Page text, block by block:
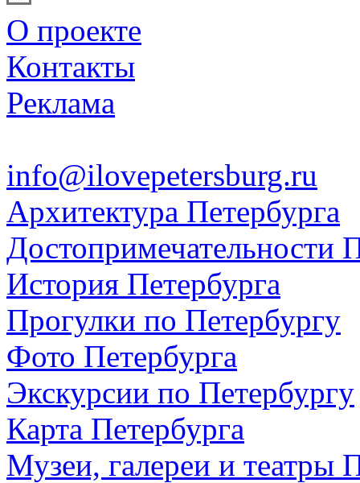
О проекте
Контакты
Реклама
info@ilovepetersburg.ru
Архитектура Петербурга
Достопримечательности
История Петербурга
Прогулки по Петербургу
Фото Петербурга
Экскурсии по Петербургу
Карта Петербурга
Музеи, галереи и театры